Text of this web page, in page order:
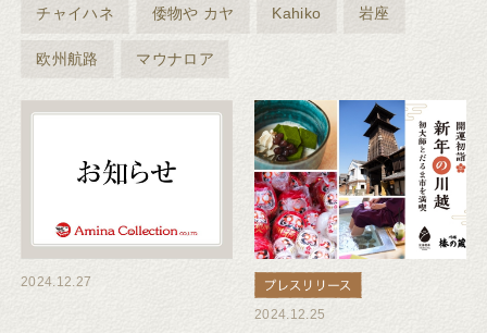
チャイハネ 倭物や カヤ Kahiko 岩座
欧州航路 マウナロア
2024.12.27
2024.12.25